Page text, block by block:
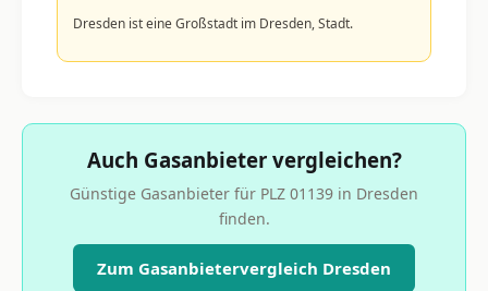
Dresden ist eine Großstadt im Dresden, Stadt.
Auch Gasanbieter vergleichen?
Günstige Gasanbieter für PLZ 01139 in Dresden
finden.
Zum Gasanbietervergleich Dresden